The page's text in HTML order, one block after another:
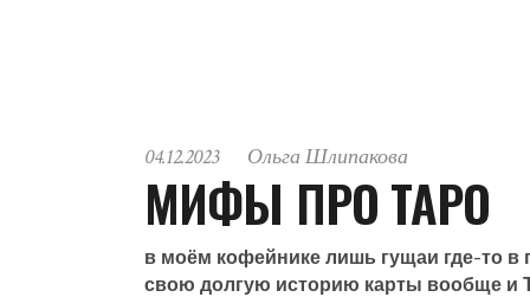
04.12.2023 Ольга Шлипакова
МИФЫ ПРО ТАРО
в моём кофейнике лишь гущаи где-то в
свою долгую историю карты вообще и